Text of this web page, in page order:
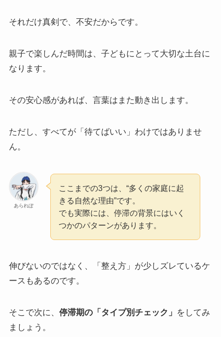
それだけ真剣で、不安だからです。
親子で楽しんだ時間は、子どもにとって大切な土台に
なります。
その安心感があれば、言葉はまた動き出します。
ただし、すべてが「待てばいい」わけではありませ
ん。
あられぽ
ここまでの3つは、“多くの家庭に起
きる自然な理由”です。
でも実際には、停滞の背景にはいく
つかのパターンがあります。
伸びないのではなく、「整え方」が少しズレているケ
ースもあるのです。
そこで次に、 停滞期の「タイプ別チェック」 をしてみ
ましょう。